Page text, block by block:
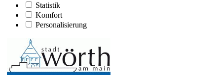
Statistik
Komfort
Personalisierung